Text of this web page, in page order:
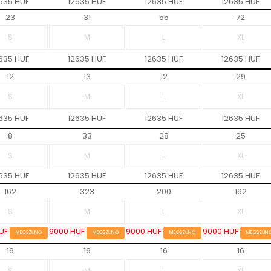
23
31 55 72
HUF 12635 HUF 12635 HUF
12635 HUF
12
13 12 29
HUF 12635 HUF 12635 HUF
12635 HUF
8
33 28 25
HUF 12635 HUF 12635 HUF
12635 HUF
162
323 200 192
MEGSZŰNŐ 9000 HUF MEGSZŰNŐ 9000 HUF MEGSZŰNŐ 9000 HUF
16 16 16 16